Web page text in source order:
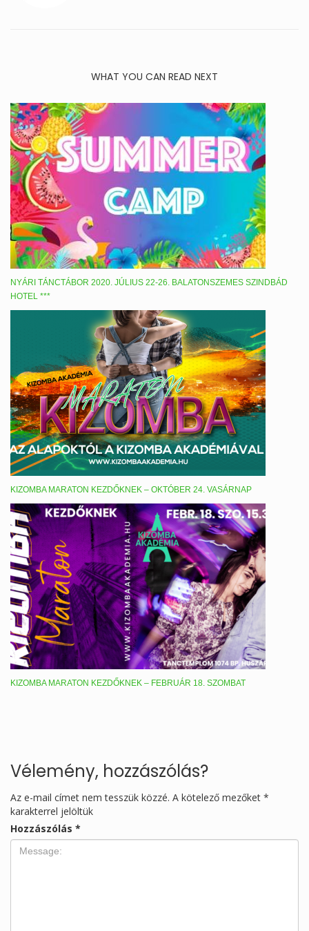
WHAT YOU CAN READ NEXT
NYÁRI TÁNCTÁBOR 2020. JÚLIUS 22-26. BALATONSZEMES SZINDBÁD
HOTEL ***
KIZOMBA MARATON KEZDŐKNEK – OKTÓBER 24. VASÁRNAP
KIZOMBA MARATON KEZDŐKNEK – FEBRUÁR 18. SZOMBAT
Vélemény, hozzászólás?
Az e-mail címet nem tesszük közzé. A kötelező mezőket *
karakterrel jelöltük
Hozzászólás *